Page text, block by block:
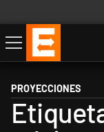
Economía
Política
Internacional
Actualidad
Descargá la App
PROYECCIONES